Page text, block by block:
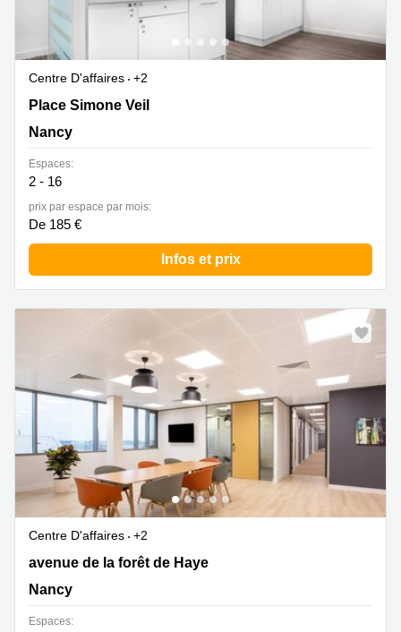
Centre D'affaires
+2
3 Place Simone Veil, Nancy
Place Simone Veil
Nancy
Espaces:
2 - 16
prix par espace par mois:
De 185 €
Infos et prix
Centre D'affaires
+2
19 avenue de la forêt de Haye, Nancy
avenue de la forêt de Haye
Nancy
Espaces: